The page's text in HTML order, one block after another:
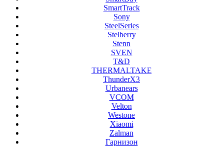
SmartTrack
Sony
SteelSeries
Stelberry
Stenn
SVEN
T&D
THERMALTAKE
ThunderX3
Urbanears
VCOM
Velton
Westone
Xiaomi
Zalman
Гарнизон